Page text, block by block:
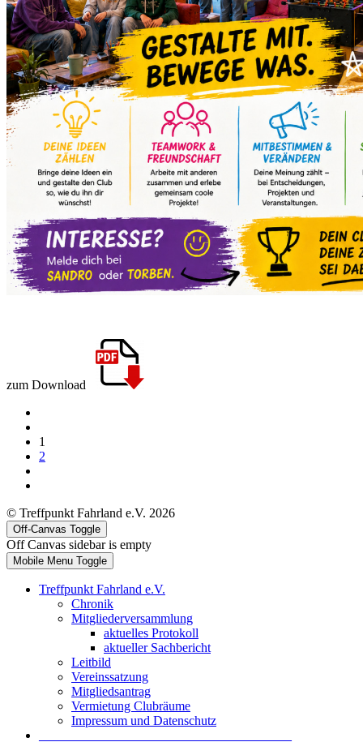
zum Download
1
2
© Treffpunkt Fahrland e.V. 2026
Off-Canvas Toggle
Off Canvas sidebar is empty
Mobile Menu Toggle
Treffpunkt Fahrland e.V.
Chronik
Mitgliederversammlung
aktuelles Protokoll
aktueller Sachbericht
Leitbild
Vereinssatzung
Mitgliedsantrag
Vermietung Clubräume
Impressum und Datenschutz